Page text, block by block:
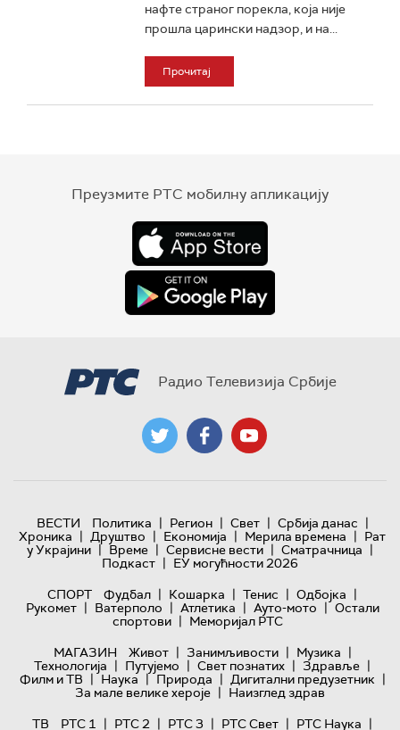
нафте страног порекла, која није
прошла царински надзор, и на...
Прочитај
Преузмите РТС мобилну апликацију
Радио Телевизија Србије
ВЕСТИ Политика | Регион | Свет | Србија данас |
Хроника | Друштво | Економија | Мерила времена | Рат
у Украјини | Време | Сервисне вести | Сматрачница |
Подкаст | ЕУ могућности 2026
СПОРТ
Фудбал | Кошарка | Тенис | Одбојка |
Рукомет | Ватерполо | Атлетика | Ауто-мото | Остали
спортови | Меморијал РТС
МАГАЗИН
Живот | Занимљивости | Музика |
Технологијa | Путујемо | Свет познатих | Здравље |
Филм и ТВ | Наука | Природа | Дигитални предузетник |
За мале велике хероје | Наизглед здрав
ТВ
РТС 1 | РТС 2 | РТС 3 | РТС Свет | РТС Наука |